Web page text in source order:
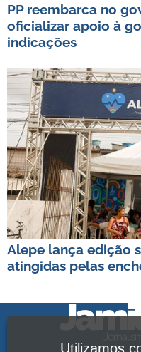
PP reembarca no
oficializar apoio à
indicações
Alepe lança edição
atingidas pelas
Utilizamos